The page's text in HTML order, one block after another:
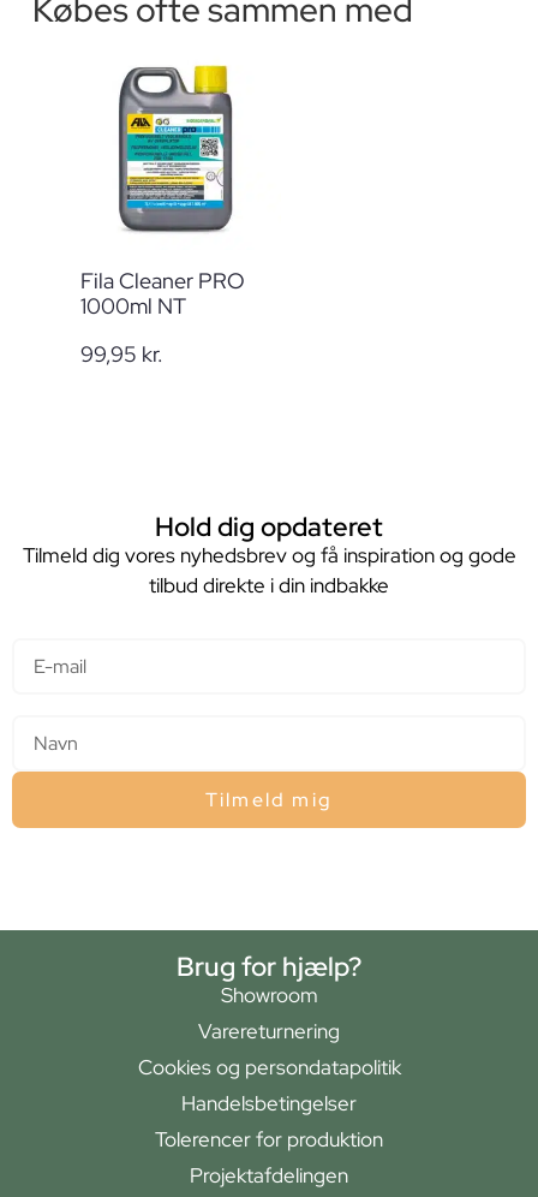
Købes ofte sammen med
Fila Cleaner PRO
1000ml NT
99,95 kr.
Hold dig opdateret
Tilmeld dig vores nyhedsbrev og få inspiration og gode
tilbud direkte i din indbakke
Tilmeld mig
Brug for hjælp?
Showroom
Varereturnering
Cookies og persondatapolitik
Handelsbetingelser
Tolerencer for produktion
Projektafdelingen